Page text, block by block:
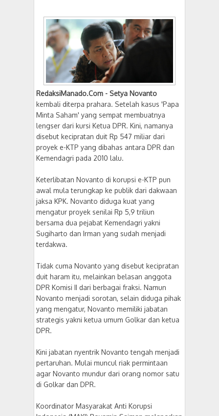
RedaksiManado.Com - Setya Novanto
kembali diterpa prahara. Setelah kasus 'Papa
Minta Saham' yang sempat membuatnya
lengser dari kursi Ketua DPR. Kini, namanya
disebut kecipratan duit Rp 547 miliar dari
proyek e-KTP yang dibahas antara DPR dan
Kemendagri pada 2010 lalu.
Keterlibatan Novanto di korupsi e-KTP pun
awal mula terungkap ke publik dari dakwaan
jaksa KPK. Novanto diduga kuat yang
mengatur proyek senilai Rp 5,9 triliun
bersama dua pejabat Kemendagri yakni
Sugiharto dan Irman yang sudah menjadi
terdakwa.
Tidak cuma Novanto yang disebut kecipratan
duit haram itu, melainkan belasan anggota
DPR Komisi II dari berbagai fraksi. Namun
Novanto menjadi sorotan, selain diduga pihak
yang mengatur, Novanto memiliki jabatan
strategis yakni ketua umum Golkar dan ketua
DPR.
Kini jabatan nyentrik Novanto tengah menjadi
pertaruhan. Mulai muncul riak permintaan
agar Novanto mundur dari orang nomor satu
di Golkar dan DPR.
Koordinator Masyarakat Anti Korupsi